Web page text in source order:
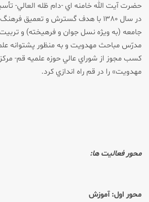
حضرت آيت الله خامنه اي -دام ظله العالي-
در سال ۱۳۸۰ با هدف گسترش و تعميق
جامعه (به ويژه نسل جوان و فرهيخته) و
مدرّس مباحث مهدويت و به منظور پشتوانه
كسب مجوز از شوراي عالي حوزه علميه قم-
مهدويت» را در قم راه اندازي كرد.
محور فعاليت ها:
محور اول:آموزش